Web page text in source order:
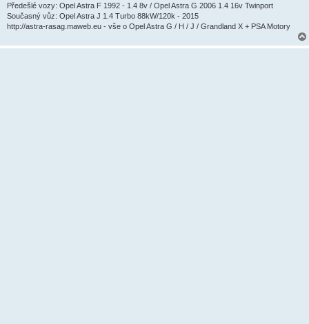
e
Předešlé vozy: Opel Astra F 1992 - 1.4 8v / Opel Astra G 2006 1.4 16v Twinport
Současný vůz: Opel Astra J 1.4 Turbo 88kW/120k - 2015
http://astra-rasag.maweb.eu - vše o Opel Astra G / H / J / Grandland X + PSA Motory